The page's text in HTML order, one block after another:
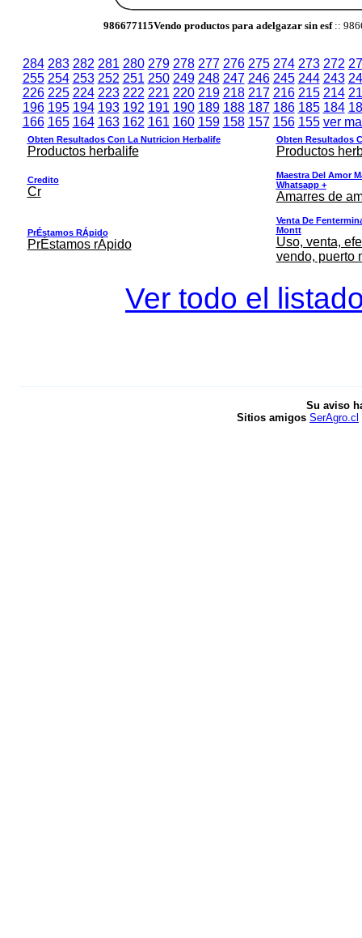
986677115Vendo productos para adelgazar sin esf::
284 283 282 281 280 279 278 277 276 275 274 273 272
255 254 253 252 251 250 249 248 247 246 245 244 243
226 225 224 223 222 221 220 219 218 217 216 215 214
196 195 194 193 192 191 190 189 188 187 186 185 184
166 165 164 163 162 161 160 159 158 157 156 155 ver
Obten Resultados Con La Nutricion Herbalife
Productos herbalife
Obten Resultados
Productos
Credito
Cr
Maestra Del Amor
Whatsapp +
Amarres de
PrÉstamos RÁpido
PrÉstamos rÁpido
Venta De
Montt
Uso, venta,
vendo, puerto
Ver todo el
Su aviso
Sitios amigos SerAgro.cl